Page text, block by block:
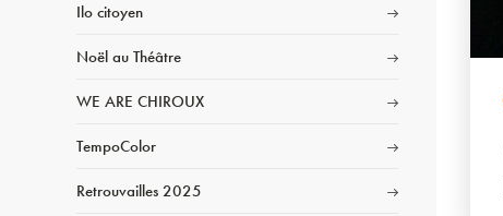
Ilo citoyen
Noël au Théâtre
WE ARE CHIROUX
TempoColor
Retrouvailles 2025